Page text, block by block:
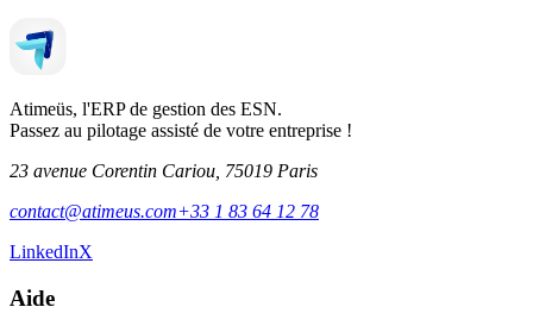
Atimeüs, l'ERP de gestion des ESN.
Passez au pilotage assisté de votre entreprise !
23 avenue Corentin Cariou, 75019 Paris
contact@atimeus.com+33 1 83 64 12 78
LinkedInX
Aide